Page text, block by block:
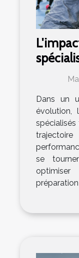
et la
Dans un
évolution,
se